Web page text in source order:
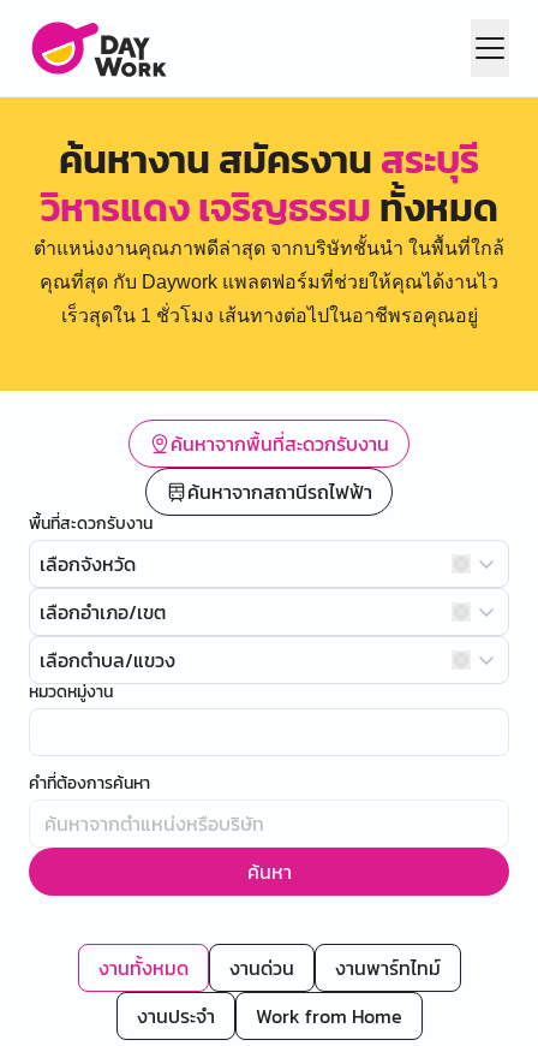
ค้นหางาน สมัครงานสระบุรี
วิหารแดง เจริญธรรมทั้งหมด
ตำแหน่งงานคุณภาพดีล่าสุด จากบริษัทชั้นนำ ในพื้นที่ใกล้
คุณที่สุด กับ Daywork แพลตฟอร์มที่ช่วยให้คุณได้งานไว
เร็วสุดใน 1 ชั่วโมง เส้นทางต่อไปในอาชีพรอคุณอยู่
ค้นหาจากพื้นที่สะดวกรับงาน
ค้นหาจากสถานีรถไฟฟ้า
พื้นที่สะดวกรับงาน
เลือกจังหวัด
เลือกอำเภอ/เขต
เลือกตำบล/แขวง
หมวดหมู่งาน
คำที่ต้องการค้นหา
ค้นหา
งานทั้งหมด งานด่วน
งานพาร์ทไทม์
งานประจำ
Work from Home